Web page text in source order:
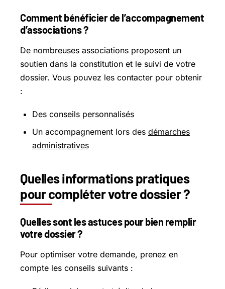
Comment bénéficier de l’accompagnement
d’associations ?
De nombreuses associations proposent un
soutien dans la constitution et le suivi de votre
dossier. Vous pouvez les contacter pour obtenir
:
Des conseils personnalisés
Un accompagnement lors des démarches
administratives
Quelles informations pratiques
pour compléter votre dossier ?
Quelles sont les astuces pour bien remplir
votre dossier ?
Pour optimiser votre demande, prenez en
compte les conseils suivants :